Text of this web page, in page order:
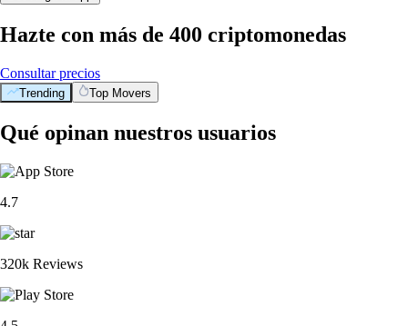
Hazte con más de 400 criptomonedas
Consultar precios
Trending Top Movers
Qué opinan nuestros usuarios
4.7
320k Reviews